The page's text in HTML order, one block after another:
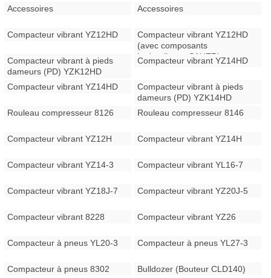
Accessoires Accessoires
Compacteur vibrant YZ12HD
Compacteur vibrant YZ12HD
(avec composants
hydrauliques SAUER)
Compacteur vibrant à pieds
dameurs (PD) YZK12HD
Compacteur vibrant YZ14HD
Compacteur vibrant YZ14HD
Compacteur vibrant à pieds
dameurs (PD) YZK14HD
Rouleau compresseur 8126
Rouleau compresseur 8146
Compacteur vibrant YZ12H Compacteur vibrant YZ14H
Compacteur vibrant YZ14-3 Compacteur vibrant YL16-7
Compacteur vibrant YZ18J-7 Compacteur vibrant YZ20J-5
Compacteur vibrant 8228 Compacteur vibrant YZ26
Compacteur à pneus YL20-3 Compacteur à pneus YL27-3
Compacteur à pneus 8302 Bulldozer (Bouteur CLD140)